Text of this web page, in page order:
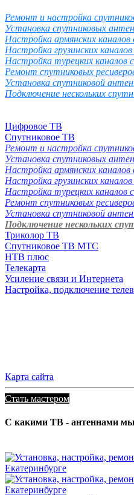
Ремонт и настройка
Установка спутниковых
Настройка армянских каналов
Настройка грузинских
Настройка турецких каналов
Ремонт спутниковых
Установка спутниковой
Подключение нескольких
Цифровое ТВ
Спутниковое ТВ
Ремонт и настройка
Установка спутниковых
Настройка армянских каналов
Настройка грузинских
Настройка турецких каналов
Ремонт спутниковых
Установка спутниковой
Подключение нескольких
Триколор ТВ
Спутниковое ТВ МТС
НТВ плюс
Телекарта
Усиление связи и Интернета
Настройка, подключение
Карта сайта
Стать мастером
С какими ТВ - антеннами мы